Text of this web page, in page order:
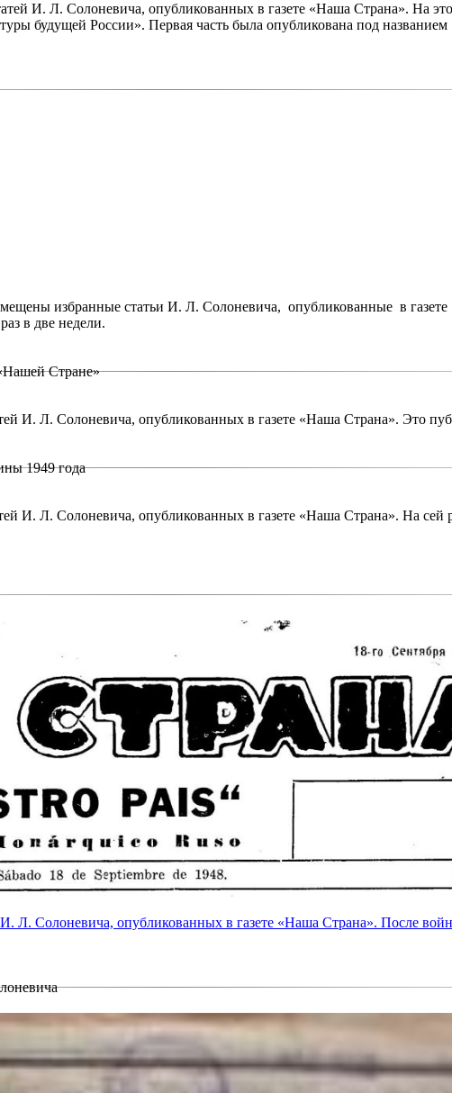
И. Л. Солоневича, опубликованных в газете «Наша Страна». На
будущей России». Первая часть была опубликована под
избранные статьи И. Л. Солоневича, опубликованные в
в две недели.
Стране»
И. Л. Солоневича, опубликованных в газете «Наша Страна». Это
1949 года
И. Л. Солоневича, опубликованных в газете «Наша Страна». На сей
Л. Солоневича, опубликованных в газете «Наша Страна». После